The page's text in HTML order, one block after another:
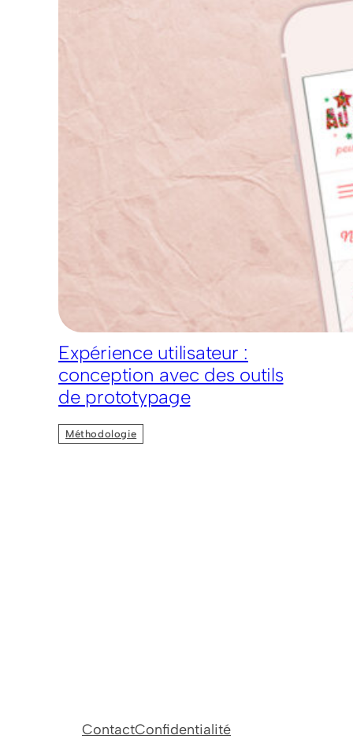
Expérience utilisateur :
conception avec des outils
de prototypage
Méthodologie
ContactConfidentialité